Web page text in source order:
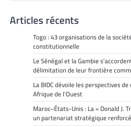
Articles récents
Togo : 43 organisations de la
constitutionnelle
Le Sénégal et la Gambie
délimitation de leur frontière
La BIDC dévoile les perspectives
Afrique de l’Ouest
Maroc–États-Unis : La « Donald J.
un partenariat stratégique renforcé